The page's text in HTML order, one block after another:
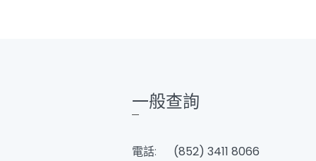
一般查詢
電話:
(852) 3411 8066